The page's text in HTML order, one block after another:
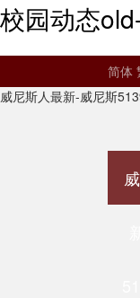
校园动态
简体
威尼斯人最新-威尼斯